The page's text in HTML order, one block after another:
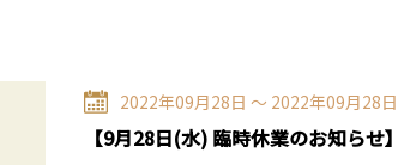
2022年09月28日 〜 2022年09月28日
【9月28日(水) 臨時休業のお知らせ】